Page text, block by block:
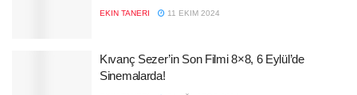
EKIN TANERI 11 EKIM 2024
Kıvanç Sezer’in Son Filmi 8×8, 6 Eylül’de
Sinemalarda!